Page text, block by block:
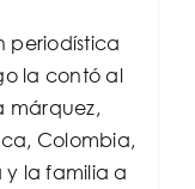
periodística
la contó al
márquez,
Colombia,
la familia a